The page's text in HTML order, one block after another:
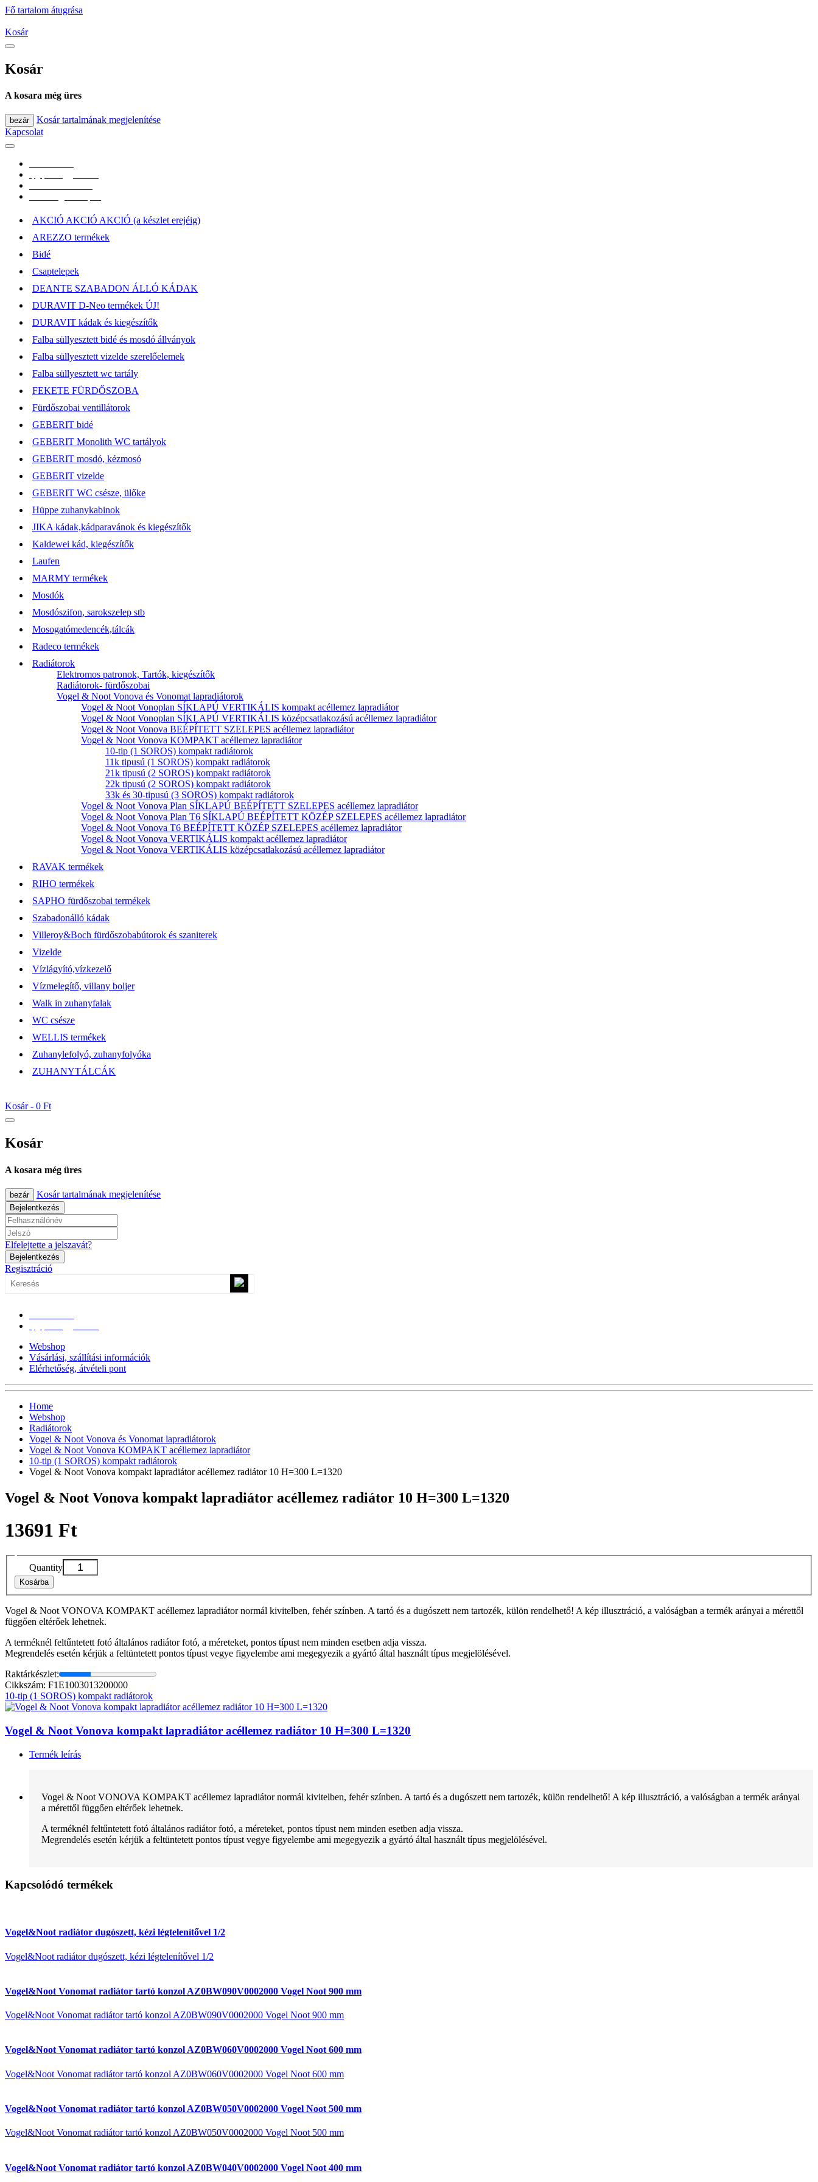
Fő tartalom átugrása
Kosár
Kosár
A kosara még üres
bezár
Kosár tartalmának megjelenítése
Kapcsolat
AKCIÓ AKCIÓ AKCIÓ (a készlet erejéig)
AREZZO termékek
Bidé
Csaptelepek
DEANTE SZABADON ÁLLÓ KÁDAK
DURAVIT D-Neo termékek ÚJ!
DURAVIT kádak és kiegészítők
Falba süllyesztett bidé és mosdó állványok
Falba süllyesztett vizelde szerelőelemek
Falba süllyesztett wc tartály
FEKETE FÜRDŐSZOBA
Fürdőszobai ventillátorok
GEBERIT bidé
GEBERIT Monolith WC tartályok
GEBERIT mosdó, kézmosó
GEBERIT vizelde
GEBERIT WC csésze, ülőke
Hüppe zuhanykabinok
JIKA kádak,kádparavánok és kiegészítők
Kaldewei kád, kiegészítők
Laufen
MARMY termékek
Mosdók
Mosdószifon, sarokszelep stb
Mosogatómedencék,tálcák
Radeco termékek
Radiátorok
Elektromos patronok, Tartók, kiegészítők
Radiátorok- fürdőszobai
Vogel & Noot Vonova és Vonomat lapradiátorok
Vogel & Noot Vonoplan SÍKLAPÚ VERTIKÁLIS kompakt acéllemez lapradiátor
Vogel & Noot Vonoplan SÍKLAPÚ VERTIKÁLIS középcsatlakozású acéllemez lapradiátor
Vogel & Noot Vonova BEÉPÍTETT SZELEPES acéllemez lapradiátor
Vogel & Noot Vonova KOMPAKT acéllemez lapradiátor
10-tip (1 SOROS) kompakt radiátorok
11k tipusú (1 SOROS) kompakt radiátorok
21k tipusú (2 SOROS) kompakt radiátorok
22k tipusú (2 SOROS) kompakt radiátorok
33k és 30-tipusú (3 SOROS) kompakt radiátorok
Vogel & Noot Vonova Plan SÍKLAPÚ BEÉPÍTETT SZELEPES acéllemez lapradiátor
Vogel & Noot Vonova Plan T6 SÍKLAPÚ BEÉPÍTETT KÖZÉP SZELEPES acéllemez lapradiátor
Vogel & Noot Vonova T6 BEÉPÍTETT KÖZÉP SZELEPES acéllemez lapradiátor
Vogel & Noot Vonova VERTIKÁLIS kompakt acéllemez lapradiátor
Vogel & Noot Vonova VERTIKÁLIS középcsatlakozású acéllemez lapradiátor
RAVAK termékek
RIHO termékek
SAPHO fürdőszobai termékek
Szabadonálló kádak
Villeroy&Boch fürdőszobabútorok és szaniterek
Vizelde
Vízlágyító,vízkezelő
Vízmelegítő, villany boljer
Walk in zuhanyfalak
WC csésze
WELLIS termékek
Zuhanylefolyó, zuhanyfolyóka
ZUHANYTÁLCÁK
Kosár - 0 Ft
Kosár
A kosara még üres
bezár Kosár tartalmának megjelenítése
Bejelentkezés
Elfelejtette a jelszavát?
Bejelentkezés
Regisztráció
Webshop
Vásárlási, szállítási információk
Elérhetőség, átvételi pont
Home
Webshop
Radiátorok
Vogel & Noot Vonova és Vonomat lapradiátorok
Vogel & Noot Vonova KOMPAKT acéllemez lapradiátor
10-tip (1 SOROS) kompakt radiátorok
Vogel & Noot Vonova kompakt lapradiátor acéllemez radiátor 10 H=300 L=1320
Vogel & Noot Vonova kompakt lapradiátor acéllemez radiátor 10 H=300 L=1320
13691 Ft
Quantity
Kosárba
Vogel & Noot VONOVA KOMPAKT acéllemez lapradiátor normál kivitelben, fehér színben. A tartó és a dugószett nem tartozék, külön rendelhető! A kép illusztráció, a valóságban a termék arányai a mérettől
függően eltérőek lehetnek.
A terméknél feltűntetett fotó általános radiátor fotó, a méreteket, pontos típust nem minden esetben adja vissza.
Megrendelés esetén kérjük a feltüntetett pontos típust vegye figyelembe ami megegyezik a gyártó által használt típus megjelölésével.
Raktárkészlet:
Cikkszám: F1E1003013200000
10-tip (1 SOROS) kompakt radiátorok
Vogel & Noot Vonova kompakt lapradiátor acéllemez radiátor 10 H=300 L=1320
Termék leírás
Vogel & Noot VONOVA KOMPAKT acéllemez lapradiátor normál kivitelben, fehér színben. A tartó és a dugószett nem tartozék, külön rendelhető! A kép illusztráció, a valóságban a termék arányai
a mérettől függően eltérőek lehetnek.
A terméknél feltűntetett fotó általános radiátor fotó, a méreteket, pontos típust nem minden esetben adja vissza.
Megrendelés esetén kérjük a feltüntetett pontos típust vegye figyelembe ami megegyezik a gyártó által használt típus megjelölésével.
Kapcsolódó termékek
Vogel&Noot radiátor dugószett, kézi légtelenítővel 1/2
Vogel&Noot radiátor dugószett, kézi légtelenítővel 1/2
Vogel&Noot Vonomat radiátor tartó konzol AZ0BW090V0002000 Vogel Noot 900 mm
Vogel&Noot Vonomat radiátor tartó konzol AZ0BW090V0002000 Vogel Noot 900 mm
Vogel&Noot Vonomat radiátor tartó konzol AZ0BW060V0002000 Vogel Noot 600 mm
Vogel&Noot Vonomat radiátor tartó konzol AZ0BW060V0002000 Vogel Noot 600 mm
Vogel&Noot Vonomat radiátor tartó konzol AZ0BW050V0002000 Vogel Noot 500 mm
Vogel&Noot Vonomat radiátor tartó konzol AZ0BW050V0002000 Vogel Noot 500 mm
Vogel&Noot Vonomat radiátor tartó konzol AZ0BW040V0002000 Vogel Noot 400 mm